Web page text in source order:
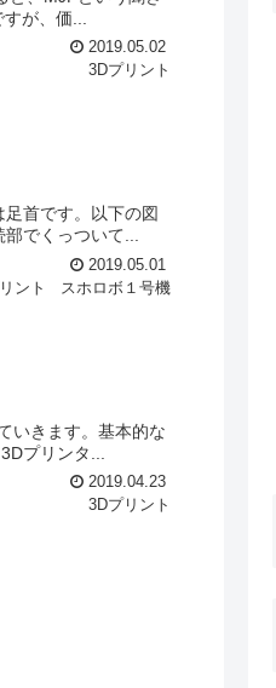
が、価...
2019.05.02
3Dプリント
首です。以下の図
でくっついて...
2019.05.01
ント
スホロボ１号機
いきます。基本的な
プリンタ...
2019.04.23
3Dプリント